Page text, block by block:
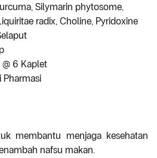
Silymarin phytosome,
radix, Choline, Pyridoxine
@ 6 Kaplet
Pharmasi
membantu menjaga kesehatan
nafsu makan.